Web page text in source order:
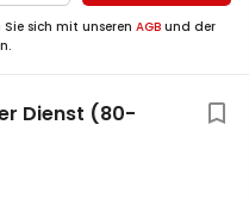
sich mit unseren AGB und der
Dienst (80-